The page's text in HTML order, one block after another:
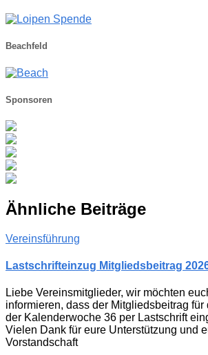
Beachfeld
Sponsoren
Ähnliche Beiträge
Vereinsführung
Lastschrifteinzug Mitgliedsbeitrag
Liebe Vereinsmitglieder, wir möchten
informieren, dass der Mitgliedsbeitrag für
der Kalenderwoche 36 per Lastschrift
Vielen Dank für eure Unterstützung und
Vorstandschaft